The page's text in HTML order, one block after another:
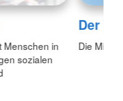
Menschen in
sozialen
Der
Die